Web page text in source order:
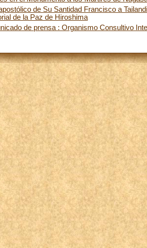
de Su Santidad Francisco a
de la Paz de Hiroshima
de prensa : Organismo Consultivo